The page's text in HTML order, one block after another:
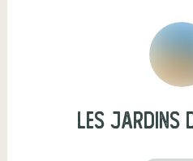
Les Jardins